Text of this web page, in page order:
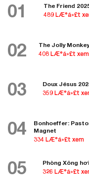
01
The Friend
489 LÆ°á»£t
02
The Jolly
408 LÆ°á»£t xem
03
Doux Jésus
359 LÆ°á»£t
04
Bonhoeffer:
Magnet
334 LÆ°á»£t xem
05
Phòng Xông
326 LÆ°á»£t